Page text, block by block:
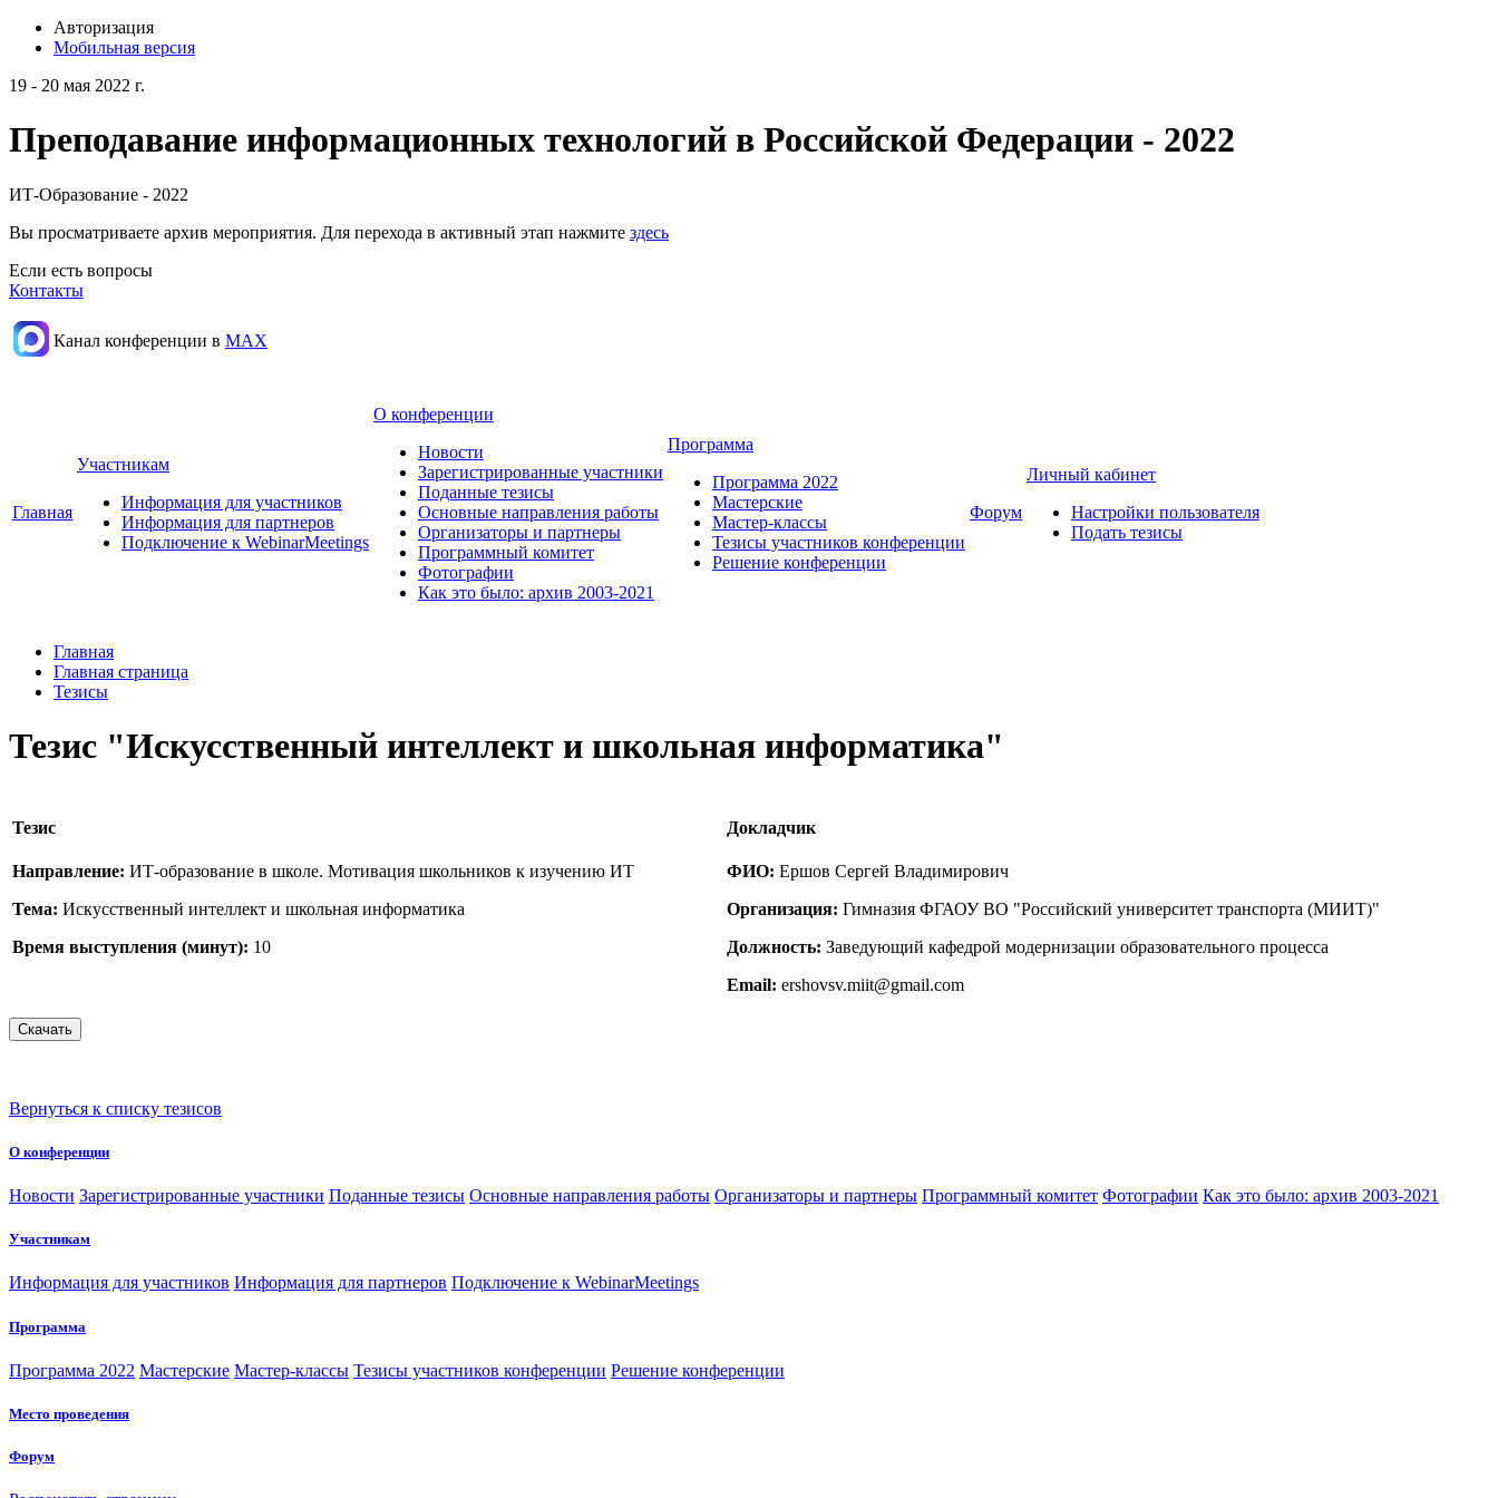
Авторизация
Мобильная версия
19 - 20 мая 2022 г.
Преподавание информационных технологий в Российской Федерации - 2022
ИТ-Образование - 2022
Вы просматриваете архив мероприятия. Для перехода в активный этап нажмите здесь
Если есть вопросы
Контакты
Канал конференции в МАХ
Главная
Участникам
Информация для участников
Информация для партнеров
Подключение к WebinarMeetings
О конференции
Новости
Зарегистрированные участники
Поданные тезисы
Основные направления работы
Организаторы и партнеры
Программный комитет
Фотографии
Как это было: архив 2003-2021
Программа
Программа 2022
Мастерские
Мастер-классы
Тезисы участников конференции
Решение конференции
Форум
Личный кабинет
Настройки пользователя
Подать тезисы
Главная
Главная страница
Тезисы
Тезис "Искусственный интеллект и школьная информатика"
Тезис
Направление: ИТ-образование в школе. Мотивация школьников к изучению ИТ
Тема: Искусственный интеллект и школьная информатика
Время выступления (минут): 10
Докладчик
ФИО: Ершов Сергей Владимирович
Организация: Гимназия ФГАОУ ВО "Российский университет транспорта (МИИТ)"
Должность: Заведующий кафедрой модернизации образовательного процесса
Email: ershovsv.miit@gmail.com
Вернуться к списку тезисов
О конференции
Новости Зарегистрированные участники Поданные тезисы Основные направления работы Организаторы и партнеры Программный комитет Фотографии Как это было: архив 2003-2021
Участникам
Информация для участников Информация для партнеров Подключение к WebinarMeetings
Программа
Программа 2022 Мастерские Мастер-классы Тезисы участников конференции Решение конференции
Место проведения
Форум